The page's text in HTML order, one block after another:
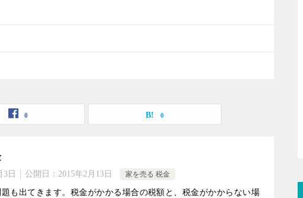
0 0
3日 公開日： 2015年2月13日 家を売る 税金
も出てきます。税金がかかる場合の税額と、税金がかからない場